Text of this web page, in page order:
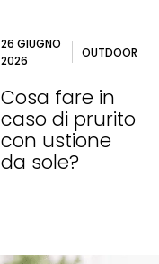
26 GIUGNO
2026
OUTDOOR
Cosa fare in
caso di prurito
con ustione
da sole?